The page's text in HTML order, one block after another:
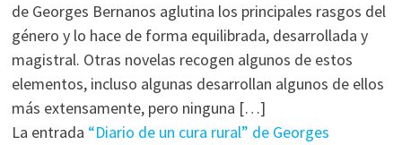
de Georges Bernanos aglutina los principales rasgos del
género y lo hace de forma equilibrada, desarrollada y
magistral. Otras novelas recogen algunos de estos
elementos, incluso algunas desarrollan algunos de ellos
más extensamente, pero ninguna […]
La entrada “Diario de un cura rural” de Georges